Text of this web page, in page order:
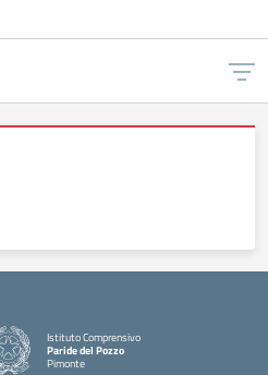
Istituto Comprensivo
Paride del Pozzo
Pimonte